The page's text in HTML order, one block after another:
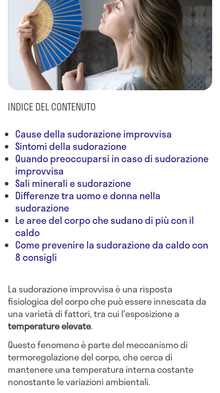
INDICE DEL CONTENUTO
Cause della sudorazione improvvisa
Sintomi della sudorazione
Quando preoccuparsi in caso di sudorazione
improvvisa
Sali minerali e sudorazione
Differenze tra uomo e donna nella
sudorazione
Le aree del corpo che sudano di più con il
caldo
Come prevenire la sudorazione da caldo con
8 consigli
La sudorazione improvvisa è una risposta
fisiologica del corpo che può essere innescata da
una varietà di fattori, tra cui l'esposizione a
temperature elevate.
Questo fenomeno è parte del meccanismo di
termoregolazione del corpo, che cerca di
mantenere una temperatura interna costante
nonostante le variazioni ambientali.